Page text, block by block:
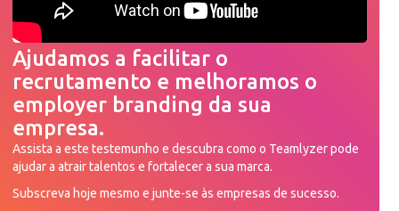
Ajudamos a facilitar o
recrutamento e melhoramos o
employer branding da sua
empresa.
Assista a este testemunho e descubra como o Teamlyzer pode
ajudar a atrair talentos e fortalecer a sua marca.
Subscreva hoje mesmo e junte-se às empresas de sucesso.